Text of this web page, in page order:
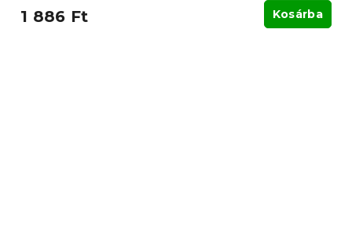
1 886 Ft Kosárba